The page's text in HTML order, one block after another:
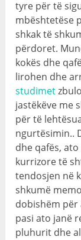
tyre për të
mbështetëse
shkak të
përdoret.
kokës dhe
lirohen dhe
studimet
jastëkëve me
për të
ngurtësimin..
dhe qafës,
kurrizore të
tendosjen në
shkumë
dobishëm për
pasi ato janë
pluhurit dhe